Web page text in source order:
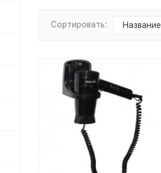
Сортировать: Название